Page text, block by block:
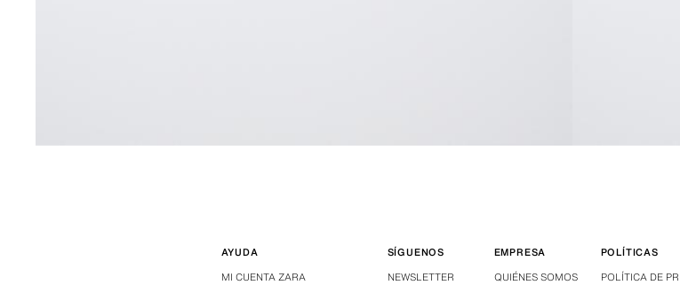
AYUDA
MI CUENTA ZARA
SÍGUENOS
NEWSLETTER
EMPRESA
QUIÉNES SOMOS
POLÍTICAS
POLÍTICA DE